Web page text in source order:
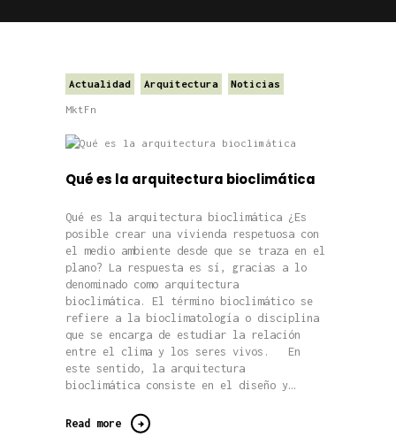
Actualidad Arquitectura Noticias
MktFn
Qué es la arquitectura bioclimática
Qué es la arquitectura bioclimática ¿Es
posible crear una vivienda respetuosa con
el medio ambiente desde que se traza en el
plano? La respuesta es sí, gracias a lo
denominado como arquitectura
bioclimática. El término bioclimático se
refiere a la bioclimatología o disciplina
que se encarga de estudiar la relación
entre el clima y los seres vivos. En
este sentido, la arquitectura
bioclimática consiste en el diseño y…
Read more